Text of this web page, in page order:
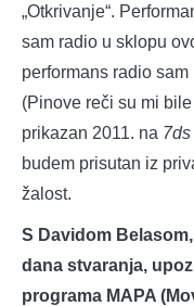
„Otkrivanje“.
sam radio u sklopu
performans radio sam
(Pinove reči su mi
prikazan 2011. na 7ds
budem prisutan iz
žalost.
S Davidom
dana stvaranja,
programa MAPA